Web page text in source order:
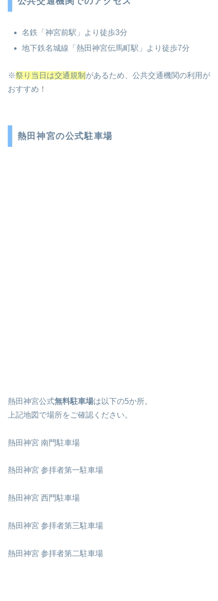
名鉄「神宮前駅」より徒歩3分
地下鉄名城線「熱田神宮伝馬町駅」より徒歩7分
※祭り当日は交通規制 があるため、公共交通機関の利用が
おすすめ！
熱田神宮の公式駐車場
熱田神宮公式無料駐車場は以下の5か所。
上記地図で場所をご確認ください。
熱田神宮 南門駐車場
熱田神宮 参拝者第一駐車場
熱田神宮 西門駐車場
熱田神宮 参拝者第三駐車場
熱田神宮 参拝者第二駐車場